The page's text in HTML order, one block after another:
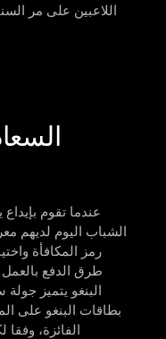
اللاعبين على مر
الشباب اليوم لديهم
رمز المكافأة
طرق الدفع بالعمل
بطاقات البنغو على